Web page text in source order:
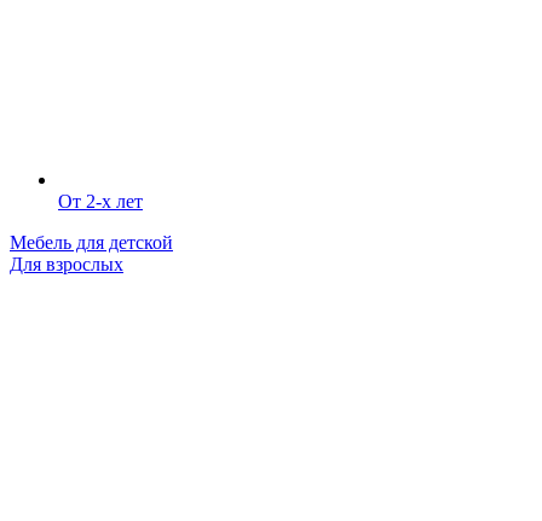
От 2-х лет
Мебель для детской
Для взрослых